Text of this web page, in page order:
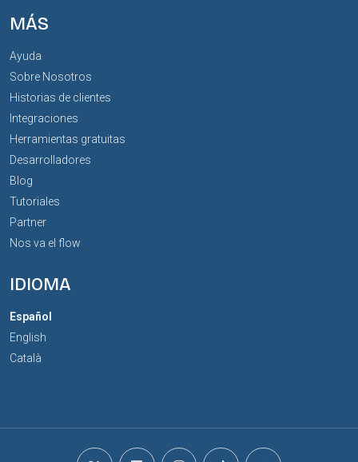
MÁS
Ayuda
Sobre Nosotros
Historias de clientes
Integraciones
Herramientas gratuitas
Desarrolladores
Blog
Tutoriales
Partner
Nos va el flow
IDIOMA
Español
English
Català